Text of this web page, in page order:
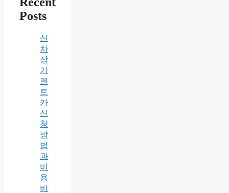
Posts
신
차
장
기
렌
트
카
신
청
방
법
과
비
용
비